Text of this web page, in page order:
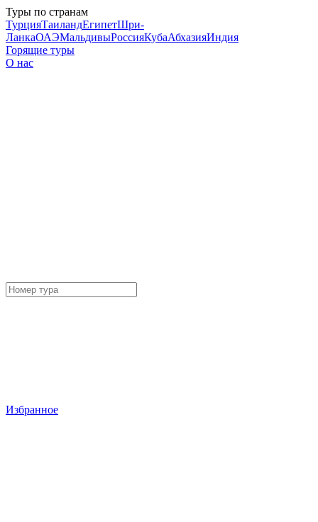
Туры по странам
ТурцияТаиландЕгипетШри-
ЛанкаОАЭМальдивыРоссияКубаАбхазияИндия
Горящие туры
О нас
Избранное